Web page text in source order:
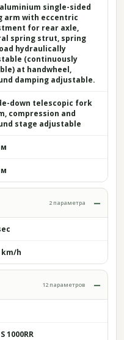
single-sided
arm with eccentric
for rear axle,
spring strut, spring
hydraulically
(continuously
at handwheel,
damping adjustable.
down telescopic fork
compression and
stage adjustable
2 параметра
km/h
12 параметров
1000RR